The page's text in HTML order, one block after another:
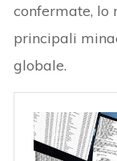
confermate, lo
principali
globale.